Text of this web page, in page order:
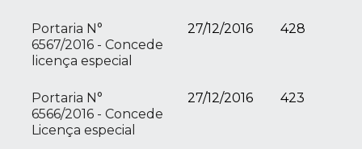
Portaria N°
6567/2016 - Concede
licença especial
27/12/2016 428
Portaria N°
6566/2016 - Concede
Licença especial
27/12/2016 423